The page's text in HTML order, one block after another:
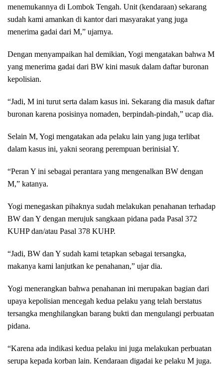
menemukannya di Lombok Tengah. Unit (kendaraan) sekarang
sudah kami amankan di kantor dari masyarakat yang juga
menerima gadai dari M,” ujarnya.
Dengan menyampaikan hal demikian, Yogi mengatakan bahwa M
yang menerima gadai dari BW kini masuk dalam daftar buronan
kepolisian.
“Jadi, M ini turut serta dalam kasus ini. Sekarang dia masuk daftar
buronan karena posisinya nomaden, berpindah-pindah,” ucap dia.
Selain M, Yogi mengatakan ada pelaku lain yang juga terlibat
dalam kasus ini, yakni seorang perempuan berinisial Y.
“Peran Y ini sebagai perantara yang mengenalkan BW dengan
M,” katanya.
Yogi menegaskan pihaknya sudah melakukan penahanan terhadap
BW dan Y dengan merujuk sangkaan pidana pada Pasal 372
KUHP dan/atau Pasal 378 KUHP.
“Jadi, BW dan Y sudah kami tetapkan sebagai tersangka,
makanya kami lanjutkan ke penahanan,” ujar dia.
Yogi menerangkan bahwa penahanan ini merupakan bagian dari
upaya kepolisian mencegah kedua pelaku yang telah berstatus
tersangka menghilangkan barang bukti dan mengulangi perbuatan
pidana.
“Karena ada indikasi kedua pelaku ini juga melakukan perbuatan
serupa kepada korban lain. Kendaraan digadai ke pelaku M juga.